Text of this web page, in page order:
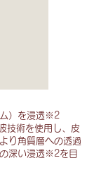
ム）を浸透※2
技術を使用し、皮
り角質層への透過
深い浸透※2を目